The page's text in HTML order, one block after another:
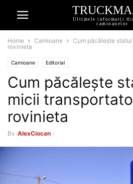
Ultimele informatii
camioanelor
Home Camioane
Cum păcălește
rovinieta
Camioane Editorial
Cum păcălește
micii
rovinieta
By AlexCiocan -